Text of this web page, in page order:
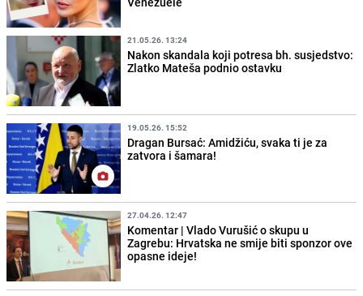
21.05.26. 13:24
Nakon skandala koji potresa bh. susjedstvo:
Zlatko Mateša podnio ostavku
19.05.26. 15:52
Dragan Bursać: Amidžiću, svaka ti je za
zatvora i šamara!
27.04.26. 12:47
Komentar | Vlado Vurušić o skupu u
Zagrebu: Hrvatska ne smije biti sponzor ove
opasne ideje!